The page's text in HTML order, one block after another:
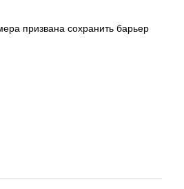
призвана сохранить барьер